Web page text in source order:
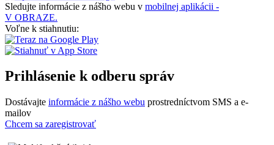
Sledujte informácie z nášho webu v mobilnej aplikácii -
V OBRAZE.
Voľne k stiahnutiu:
Prihlásenie k odberu správ
Dostávajte informácie z nášho webu prostredníctvom SMS a e-
mailov
Chcem sa zaregistrovať